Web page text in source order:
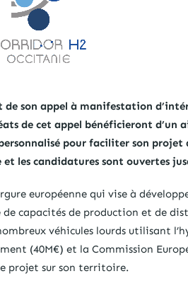
son appel à manifestation
de cet appel bénéficieront d’un
pour faciliter son projet
les candidatures sont ouvertes
européenne qui vise à
de capacités de production et de
véhicules lourds utilisant
(40M€) et la Commission
projet sur son territoire.